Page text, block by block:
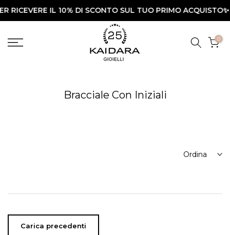
Vai
al
IL 10% DI SCONTO SUL TUO PRIMO ACQUISTO✨
0
Bracciale Con Iniziali
Ordina
Carica precedenti